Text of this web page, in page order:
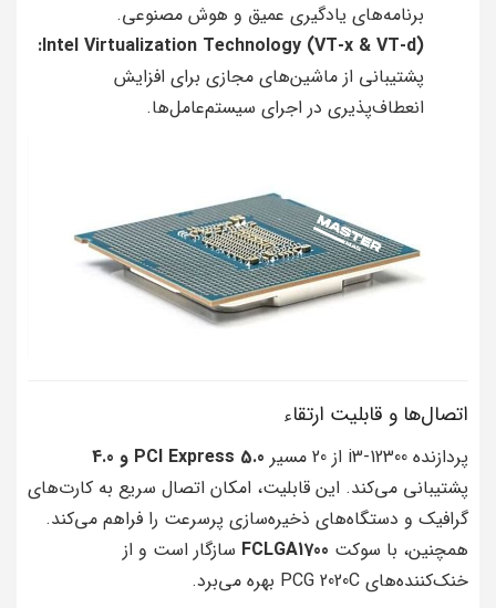
برنامه‌های یادگیری عمیق و هوش مصنوعی.
Intel Virtualization Technology (VT-x & VT-d):
پشتیبانی از ماشین‌های مجازی برای افزایش
انعطاف‌پذیری در اجرای سیستم‌عامل‌ها.
اتصال‌ها و قابلیت ارتقاء
پردازنده i3-12300 از 20 مسیر
PCI Express 5.0 و 4.0
پشتیبانی می‌کند. این قابلیت، امکان اتصال سریع به کارت‌های
گرافیک و دستگاه‌های ذخیره‌سازی پرسرعت را فراهم می‌کند.
همچنین، با سوکت FCLGA1700 سازگار است و از
خنک‌کننده‌های PCG 2020C بهره می‌برد.